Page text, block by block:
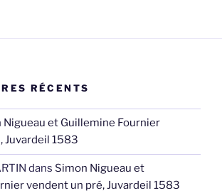
RÉCENTS
Nigueau et Guillemine Fournier
Juvardeil 1583
dans Simon Nigueau et
vendent un pré, Juvardeil 1583